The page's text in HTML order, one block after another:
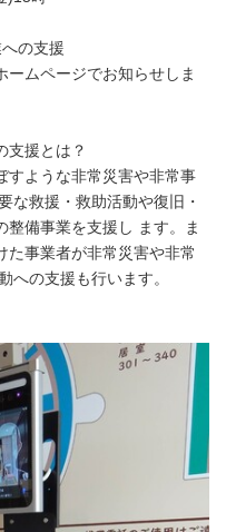
の支援
ームページでお知らせしま
支援とは？
すような非常災害や非常事
な救援・救助活動や復旧・
整備事業を支援し ます。ま
た事業者が非常災害や非常
への支援も行います。